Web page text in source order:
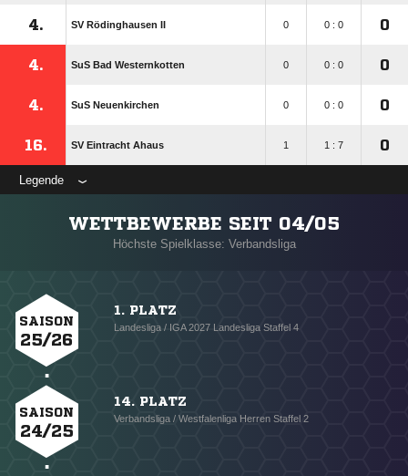
4. SV Rödinghausen II 0 0 : 0 0
4. SuS Bad Westernkotten 0 0 : 0 0
4. SuS Neuenkirchen 0 0 : 0 0
16. SV Eintracht Ahaus 1 1 : 7 0
Legende
WETTBEWERBE SEIT 04/05
Höchste Spielklasse: Verbandsliga
SAISON
25/26
1. PLATZ
Landesliga / IGA 2027 Landesliga Staffel 4
SAISON
24/25
14. PLATZ
Verbandsliga / Westfalenliga Herren Staffel 2